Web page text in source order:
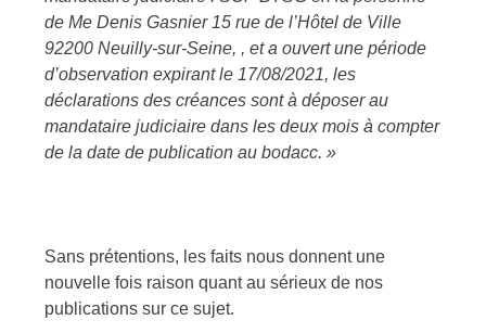
de Me Denis Gasnier 15 rue de l’Hôtel de Ville
92200 Neuilly-sur-Seine, , et a ouvert une période
d’observation expirant le 17/08/2021, les
déclarations des créances sont à déposer au
mandataire judiciaire dans les deux mois à compter
de la date de publication au bodacc. »
Sans prétentions, les faits nous donnent une
nouvelle fois raison quant au sérieux de nos
publications sur ce sujet.